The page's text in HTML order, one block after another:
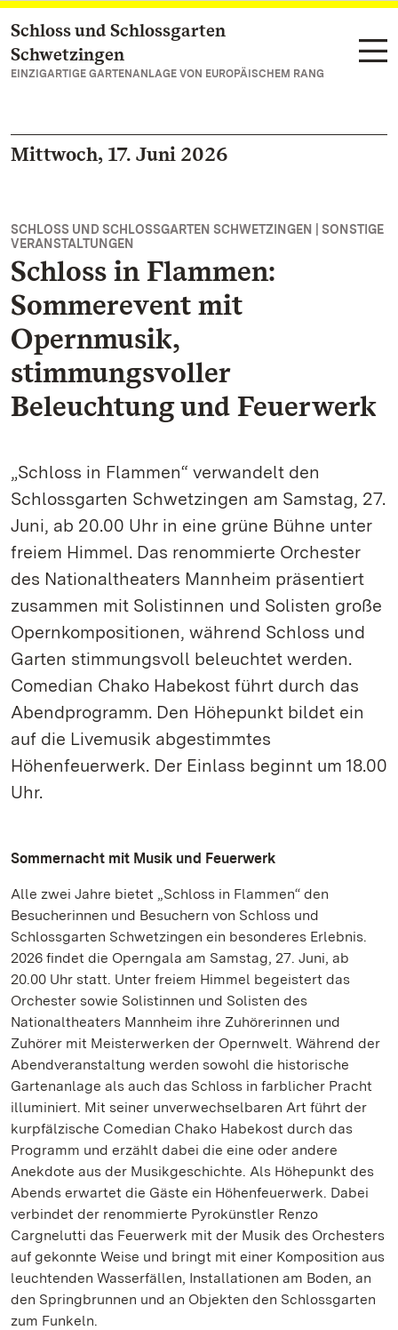
Zum Hauptinhalt springen
Schloss und Schlossgarten
Schwetzingen
EINZIGARTIGE GARTENANLAGE VON EUROPÄISCHEM RANG
Mittwoch, 17. Juni 2026
SCHLOSS UND SCHLOSSGARTEN SCHWETZINGEN | SONSTIGE
VERANSTALTUNGEN
Schloss in Flammen:
Sommerevent mit
Opernmusik,
stimmungsvoller
Beleuchtung und Feuerwerk
„Schloss in Flammen“ verwandelt den
Schlossgarten Schwetzingen am Samstag, 27.
Juni, ab 20.00 Uhr in eine grüne Bühne unter
freiem Himmel. Das renommierte Orchester
des Nationaltheaters Mannheim präsentiert
zusammen mit Solistinnen und Solisten große
Opernkompositionen, während Schloss und
Garten stimmungsvoll beleuchtet werden.
Comedian Chako Habekost führt durch das
Abendprogramm. Den Höhepunkt bildet ein
auf die Livemusik abgestimmtes
Höhenfeuerwerk. Der Einlass beginnt um 18.00
Uhr.
Sommernacht mit Musik und Feuerwerk
Alle zwei Jahre bietet „Schloss in Flammen“ den
Besucherinnen und Besuchern von Schloss und
Schlossgarten Schwetzingen ein besonderes Erlebnis.
2026 findet die Operngala am Samstag, 27. Juni, ab
20.00 Uhr statt. Unter freiem Himmel begeistert das
Orchester sowie Solistinnen und Solisten des
Nationaltheaters Mannheim ihre Zuhörerinnen und
Zuhörer mit Meisterwerken der Opernwelt. Während der
Abendveranstaltung werden sowohl die historische
Gartenanlage als auch das Schloss in farblicher Pracht
illuminiert. Mit seiner unverwechselbaren Art führt der
kurpfälzische Comedian Chako Habekost durch das
Programm und erzählt dabei die eine oder andere
Anekdote aus der Musikgeschichte. Als Höhepunkt des
Abends erwartet die Gäste ein Höhenfeuerwerk. Dabei
verbindet der renommierte Pyrokünstler Renzo
Cargnelutti das Feuerwerk mit der Musik des Orchesters
auf gekonnte Weise und bringt mit einer Komposition aus
leuchtenden Wasserfällen, Installationen am Boden, an
den Springbrunnen und an Objekten den Schlossgarten
zum Funkeln.